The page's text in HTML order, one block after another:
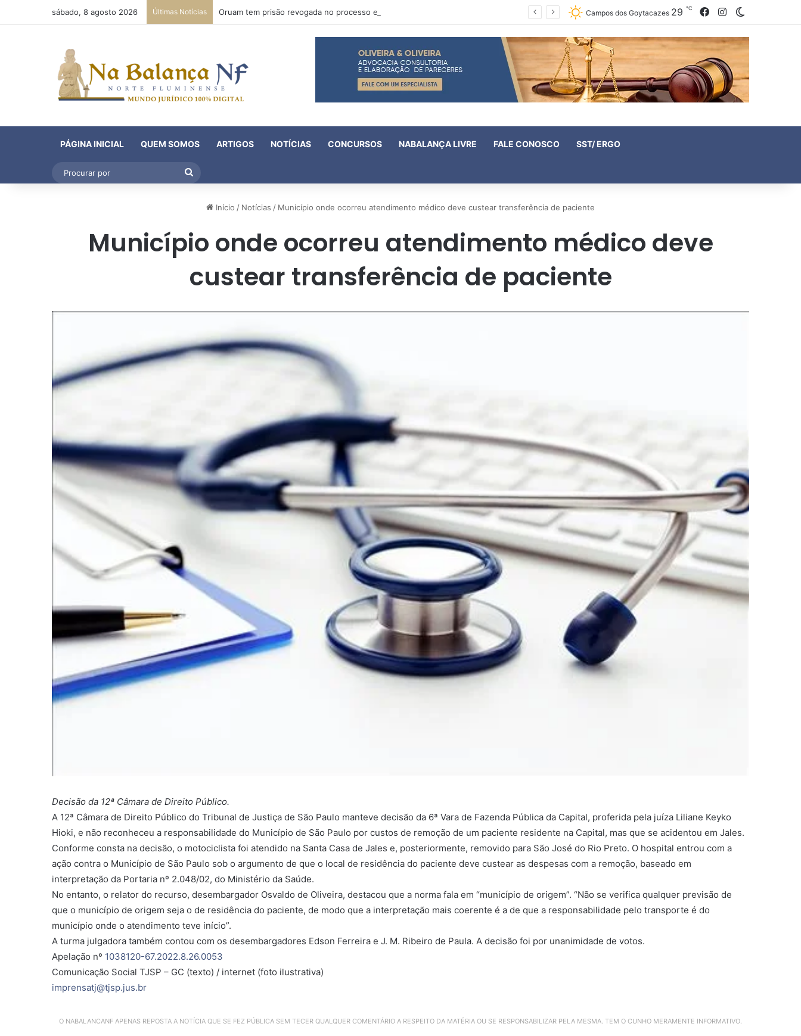
sábado, 8 agosto 2026 Últimas Notícias Campos dos Goytacazes 29 ℃ FacebookInstagram
PÁGINA INICIAL QUEM SOMOS ARTIGOS NOTÍCIAS CONCURSOS NABALANÇA LIVRE FALE CONOSCO SST/ ERGO
Início / Notícias / Município onde ocorreu atendimento médico deve custear transferência de paciente
Município onde ocorreu atendimento médico deve
custear transferência de paciente
Decisão da 12ª Câmara de Direito Público.
A 12ª Câmara de Direito Público do Tribunal de Justiça de São Paulo manteve decisão da 6ª Vara de Fazenda Pública da Capital, proferida pela juíza Liliane Keyko
Hioki, e não reconheceu a responsabilidade do Município de São Paulo por custos de remoção de um paciente residente na Capital, mas que se acidentou em Jales.
Conforme consta na decisão, o motociclista foi atendido na Santa Casa de Jales e, posteriormente, removido para São José do Rio Preto. O hospital entrou com a
ação contra o Município de São Paulo sob o argumento de que o local de residência do paciente deve custear as despesas com a remoção, baseado em
interpretação da Portaria nº 2.048/02, do Ministério da Saúde.
No entanto, o relator do recurso, desembargador Osvaldo de Oliveira, destacou que a norma fala em “município de origem”. “Não se verifica qualquer previsão de
que o município de origem seja o de residência do paciente, de modo que a interpretação mais coerente é a de que a responsabilidade pelo transporte é do
município onde o atendimento teve início”.
A turma julgadora também contou com os desembargadores Edson Ferreira e J. M. Ribeiro de Paula. A decisão foi por unanimidade de votos.
Apelação nº 1038120-67.2022.8.26.0053
Comunicação Social TJSP – GC (texto) / internet (foto ilustrativa)
imprensatj@tjsp.jus.br
O NABALANCANF APENAS REPOSTA A NOTÍCIA QUE SE FEZ PÚBLICA SEM TECER QUALQUER COMENTÁRIO A RESPEITO DA MATÉRIA OU SE RESPONSABILIZAR PELA MESMA. TEM O CUNHO MERAMENTE INFORMATIVO.